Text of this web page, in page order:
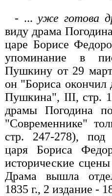
- ...уже готова
виду драма
царе Борисе
упоминание в
Пушкину от 29
он "Бориса окончил
Пушкина", III, стр.
драмы Погодина
"Современнике"
стр. 247-278), под
царя Бориса
исторические
Драма вышла
1835 г., 2 издание -